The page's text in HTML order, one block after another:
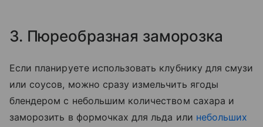
3. Пюреобразная заморозка
Если планируете использовать клубнику для смузи
или соусов, можно сразу измельчить ягоды
блендером с небольшим количеством сахара и
заморозить в формочках для льда или небольших